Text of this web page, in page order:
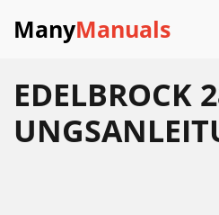
ManyManuals
EDELBROCK